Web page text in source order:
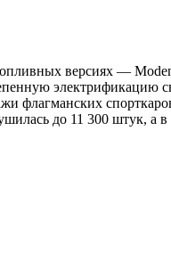
версиях —
электрификацию
до 11 300 штук, а